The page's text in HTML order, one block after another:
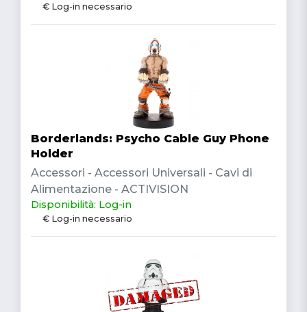
€ Log-in necessario
Borderlands: Psycho Cable Guy Phone
Holder
Accessori - Accessori Universali - Cavi di
Alimentazione - ACTIVISION
Disponibilità: Log-in
€ Log-in necessario